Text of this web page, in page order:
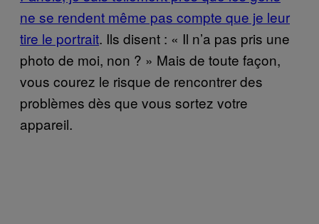
ne se rendent même pas compte que je leur
tire le portrait. Ils disent : « Il n’a pas pris une
photo de moi, non ? » Mais de toute façon,
vous courez le risque de rencontrer des
problèmes dès que vous sortez votre
appareil.